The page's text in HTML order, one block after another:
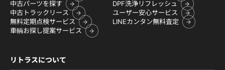
中古パーツを探す
DPF洗浄リフレッシュ
中古トラックリース
ユーザー安心サービス
無料定期点検サービス
LINEカンタン無料査定
車輌お探し提案サービス
リトラスについて